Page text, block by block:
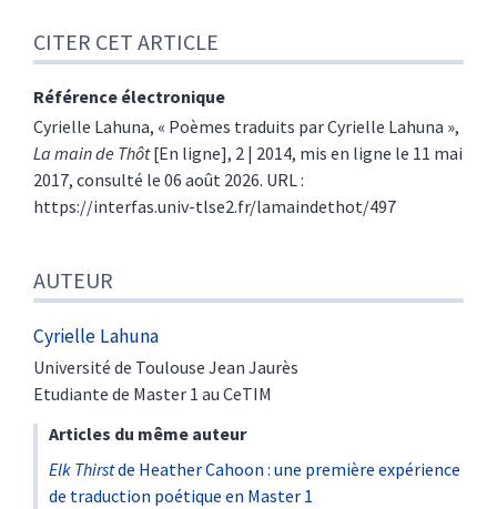
CITER CET ARTICLE
Référence électronique
Cyrielle Lahuna, « Poèmes traduits par Cyrielle Lahuna »,
La main de Thôt[En ligne], 2 | 2014, mis en ligne le 11 mai
2017, consulté le 06 août 2026. URL :
https://interfas.univ-tlse2.fr/lamaindethot/497
AUTEUR
Cyrielle Lahuna
Université de Toulouse Jean Jaurès
Etudiante de Master 1 au CeTIM
Articles du même auteur
Elk Thirstde Heather Cahoon : une première expérience
de traduction poétique en Master 1